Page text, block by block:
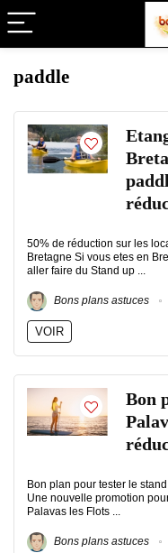
paddle
50% de réduction sur les
Bretagne Si vous etes en
aller faire du Stand up ...
Bons plans astuces
VOIR
Bon
Bon plan pour tester le
Une nouvelle promotion
Palavas les Flots ...
Bons plans astuces